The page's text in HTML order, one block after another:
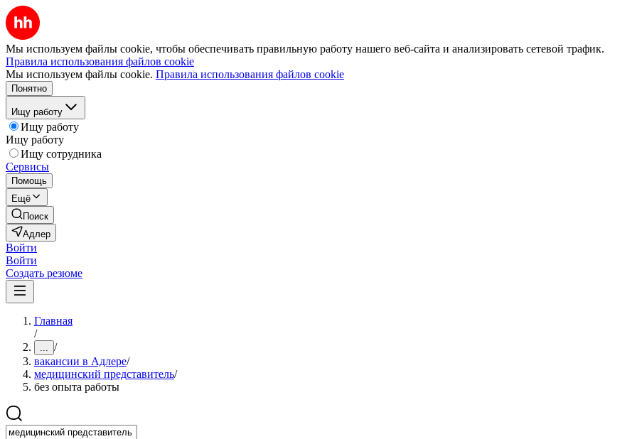
Мы используем файлы cookie, чтобы обеспечивать правильную работу нашего веб-сайта и анализировать сетевой трафик.
Правила использования файлов cookie
Мы используем файлы cookie. Правила использования файлов cookie
Понятно
Ищу работу
Ищу работу
Ищу работу
Ищу сотрудника
Сервисы
Помощь
Ещё
Поиск
Адлер
Войти
Войти
Создать резюме
Главная
/
... /
вакансии в Адлере/
медицинский представитель/
без опыта работы